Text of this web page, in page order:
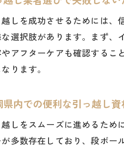
しを成功させるためには、
選択肢があります。まず、
やアフターケアも確認するこ
ります。
県内での便利な引っ越し
しをスムーズに進めるため
が多数存在しており、段ボー